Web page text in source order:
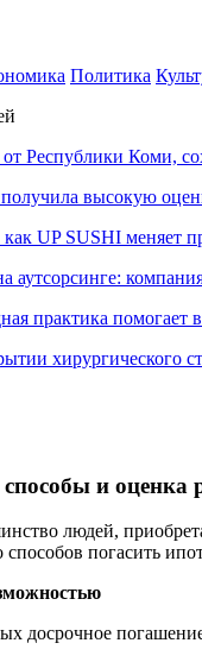
Политика
Республики Коми,
высокую
UP SUSHI меняет
аутсорсинге:
практика помогает
хирургического
и оценка
людей,
способов погасить
досрочное